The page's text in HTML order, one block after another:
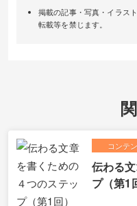
掲載の記事・写真・イラス
転載等を禁じます。
コンテ
伝わる
プ（第1